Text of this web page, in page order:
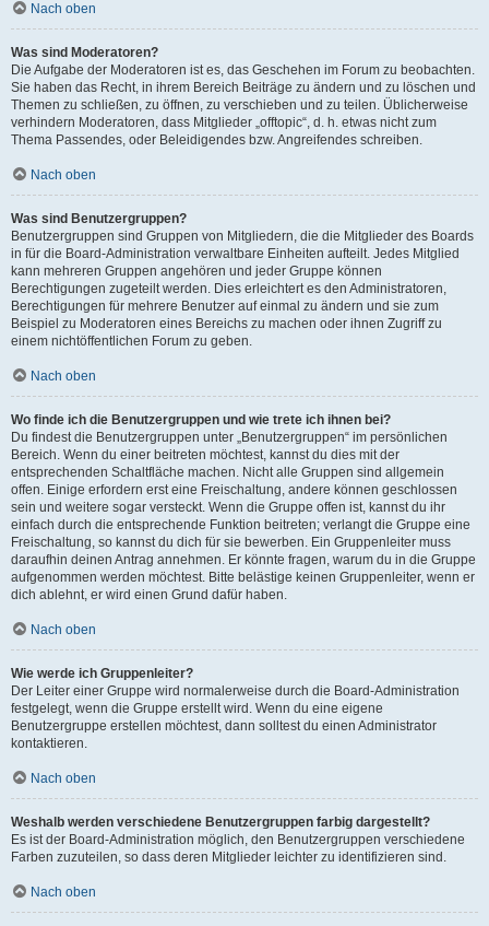
Nach oben
Was sind Moderatoren?
Die Aufgabe der Moderatoren ist es, das Geschehen im Forum zu beobachten.
Sie haben das Recht, in ihrem Bereich Beiträge zu ändern und zu löschen und
Themen zu schließen, zu öffnen, zu verschieben und zu teilen. Üblicherweise
verhindern Moderatoren, dass Mitglieder „offtopic“, d. h. etwas nicht zum
Thema Passendes, oder Beleidigendes bzw. Angreifendes schreiben.
Nach oben
Was sind Benutzergruppen?
Benutzergruppen sind Gruppen von Mitgliedern, die die Mitglieder des Boards
in für die Board-Administration verwaltbare Einheiten aufteilt. Jedes Mitglied
kann mehreren Gruppen angehören und jeder Gruppe können
Berechtigungen zugeteilt werden. Dies erleichtert es den Administratoren,
Berechtigungen für mehrere Benutzer auf einmal zu ändern und sie zum
Beispiel zu Moderatoren eines Bereichs zu machen oder ihnen Zugriff zu
einem nichtöffentlichen Forum zu geben.
Nach oben
Wo finde ich die Benutzergruppen und wie trete ich ihnen bei?
Du findest die Benutzergruppen unter „Benutzergruppen“ im persönlichen
Bereich. Wenn du einer beitreten möchtest, kannst du dies mit der
entsprechenden Schaltfläche machen. Nicht alle Gruppen sind allgemein
offen. Einige erfordern erst eine Freischaltung, andere können geschlossen
sein und weitere sogar versteckt. Wenn die Gruppe offen ist, kannst du ihr
einfach durch die entsprechende Funktion beitreten; verlangt die Gruppe eine
Freischaltung, so kannst du dich für sie bewerben. Ein Gruppenleiter muss
daraufhin deinen Antrag annehmen. Er könnte fragen, warum du in die Gruppe
aufgenommen werden möchtest. Bitte belästige keinen Gruppenleiter, wenn er
dich ablehnt, er wird einen Grund dafür haben.
Nach oben
Wie werde ich Gruppenleiter?
Der Leiter einer Gruppe wird normalerweise durch die Board-Administration
festgelegt, wenn die Gruppe erstellt wird. Wenn du eine eigene
Benutzergruppe erstellen möchtest, dann solltest du einen Administrator
kontaktieren.
Nach oben
Weshalb werden verschiedene Benutzergruppen farbig dargestellt?
Es ist der Board-Administration möglich, den Benutzergruppen verschiedene
Farben zuzuteilen, so dass deren Mitglieder leichter zu identifizieren sind.
Nach oben